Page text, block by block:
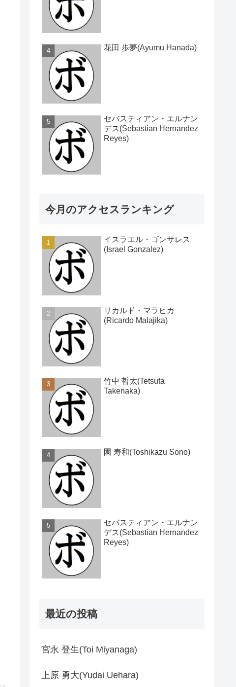
花田 歩夢(Ayumu Hanada)
セバスティアン・エルナン
デス(Sebastian Hernandez
Reyes)
今月のアクセスランキング
イスラエル・ゴンサレス
(Israel Gonzalez)
リカルド・マラヒカ
(Ricardo Malajika)
竹中 哲太(Tetsuta
Takenaka)
園 寿和(Toshikazu Sono)
セバスティアン・エルナン
デス(Sebastian Hernandez
Reyes)
最近の投稿
宮永 登生(Toi Miyanaga)
上原 勇大(Yudai Uehara)